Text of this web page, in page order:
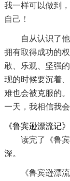
我一样可以做到
自己！
自从认识了
拥有取得成功的
敢、乐观、坚强
现的时候要沉着
难也会被克服的
一天，我相信我会
《鲁宾逊漂流记
读完了《鲁
深。
《鲁宾逊漂